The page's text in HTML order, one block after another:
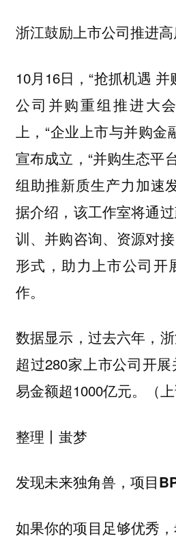
浙江鼓励上市公司推进
10月16日，“抢抓机遇
公司并购重组推进大
上，“企业上市与并购
宣布成立，“并购生态平
组助推新质生产力加速
据介绍，该工作室将通
训、并购咨询、资源对
形式，助力上市公司开
作。
数据显示，过去六年，
超过280家上市公司开
易金额超1000亿元。（
整理丨 蚩梦
发现未来独角兽，项目
如果你的项目足够优秀